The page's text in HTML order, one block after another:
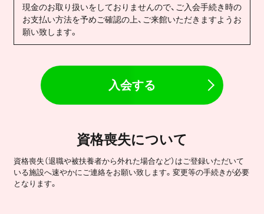
現金のお取り扱いをしておりませんので、ご入会手続き時の
お支払い方法を予めご確認の上、ご来館いただきますようお
願い致します。
入会する
資格喪失について
資格喪失（退職や被扶養者から外れた場合など）はご登録いただいて
いる施設へ速やかにご連絡をお願い致します。変更等の手続きが必要
となります。